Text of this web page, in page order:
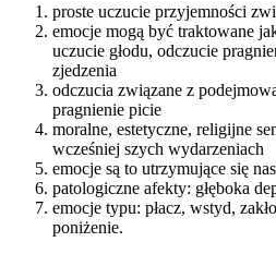
proste uczucie przyjemności
emocje mogą być traktowane
uczucie głodu, odczucie
zjedzenia
odczucia związane z
pragnienie picie
moralne, estetyczne, religijne
wcześniej szych wydarzeniach
emocje są to utrzymujące się
patologiczne afekty: głęboka
emocje typu: płacz, wstyd,
poniżenie.